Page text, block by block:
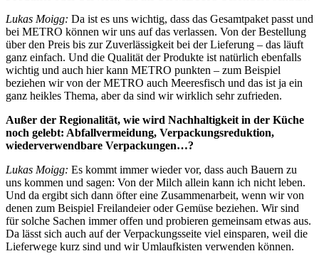
Lukas Moigg: Da ist es uns wichtig, dass das Gesamtpaket passt und
bei METRO können wir uns auf das verlassen. Von der Bestellung
über den Preis bis zur Zuverlässigkeit bei der Lieferung – das läuft
ganz einfach. Und die Qualität der Produkte ist natürlich ebenfalls
wichtig und auch hier kann METRO punkten – zum Beispiel
beziehen wir von der METRO auch Meeresfisch und das ist ja ein
ganz heikles Thema, aber da sind wir wirklich sehr zufrieden.
Außer der Regionalität, wie wird Nachhaltigkeit in der Küche
noch gelebt: Abfallvermeidung, Verpackungsreduktion,
wiederverwendbare Verpackungen…?
Lukas Moigg: Es kommt immer wieder vor, dass auch Bauern zu
uns kommen und sagen: Von der Milch allein kann ich nicht leben.
Und da ergibt sich dann öfter eine Zusammenarbeit, wenn wir von
denen zum Beispiel Freilandeier oder Gemüse beziehen. Wir sind
für solche Sachen immer offen und probieren gemeinsam etwas aus.
Da lässt sich auch auf der Verpackungsseite viel einsparen, weil die
Lieferwege kurz sind und wir Umlaufkisten verwenden können.